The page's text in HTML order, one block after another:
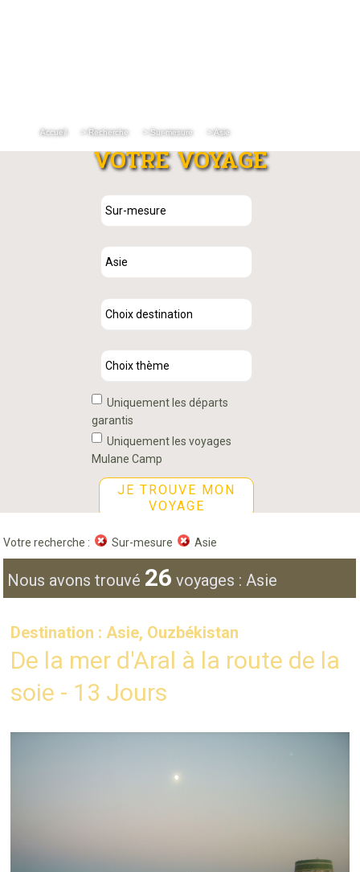
Accueil > Recherche > Sur-mesure > Asie
VOTRE VOYAGE
Uniquement les départs
garantis
Uniquement les voyages
Mulane Camp
JE TROUVE MON
VOYAGE
Votre recherche : Sur-mesure Asie
Nous avons trouvé 26 voyages : Asie
Destination : Asie, Ouzbékistan
De la mer d'Aral à la route de la
soie - 13 Jours